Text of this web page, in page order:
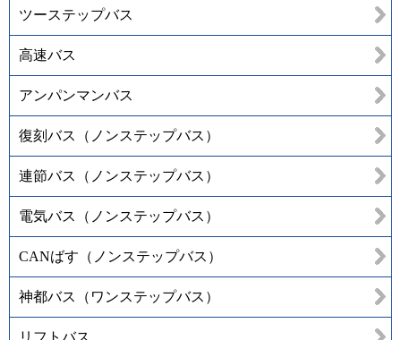
ツーステップバス
高速バス
アンパンマンバス
復刻バス（ノンステップバス）
連節バス（ノンステップバス）
電気バス（ノンステップバス）
CANばす（ノンステップバス）
神都バス（ワンステップバス）
リフトバス